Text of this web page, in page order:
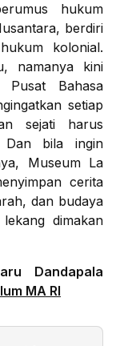
hukum
berdiri
kolonial.
namanya kini
Bahasa
setiap
sejati harus
Dan bila ingin
Museum La
cerita
dan budaya
dimakan
Dandapala
MA RI